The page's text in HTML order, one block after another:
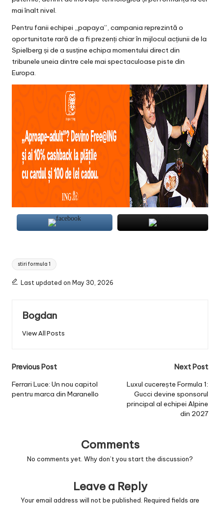
mai înalt nivel.
Pentru fanii echipei „papaya”, campania reprezintă o
oportunitate rară de a fi prezenți chiar în mijlocul acțiunii de la
Spielberg și de a susține echipa momentului direct din
tribunele uneia dintre cele mai spectaculoase piste din
Europa.
Tags:
stiri formula 1
Last updated on May 30, 2026
Bogdan
View All Posts
Post
navigation
Previous Post
Ferrari Luce: Un nou capitol
pentru marca din Maranello
Next Post
Luxul cucerește Formula 1:
Gucci devine sponsorul
principal al echipei Alpine
din 2027
Comments
No comments yet. Why don’t you start the discussion?
Leave a Reply
Your email address will not be published. Required fields are